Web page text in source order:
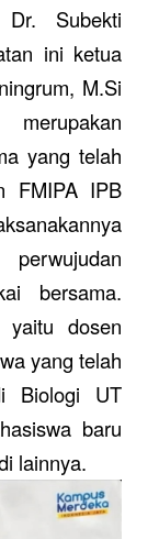
Subekti
ini ketua
M.Si
yang telah
FMIPA IPB
bersama.
yaitu dosen
yang telah
Biologi UT
baru
lainnya.